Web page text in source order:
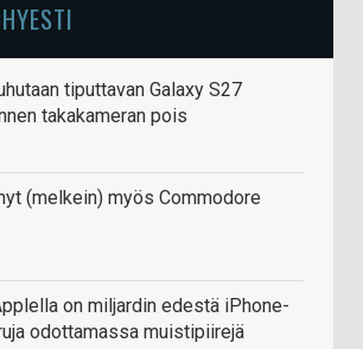
tiputtavan Galaxy S27
takakameran pois
(melkein) myös Commodore
on miljardin edestä iPhone-
odottamassa muistipiirejä